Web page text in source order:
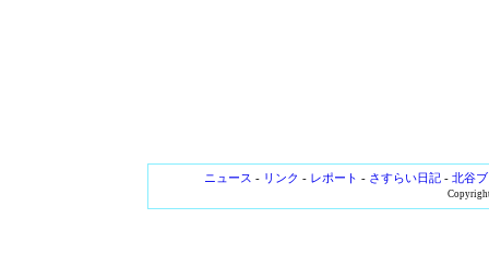
ニュース - リンク - レポート - さすらい日記- 北谷